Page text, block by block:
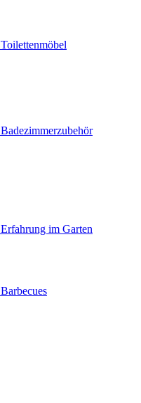
Toilettenmöbel
Badezimmerzubehör
Erfahrung im Garten
Barbecues